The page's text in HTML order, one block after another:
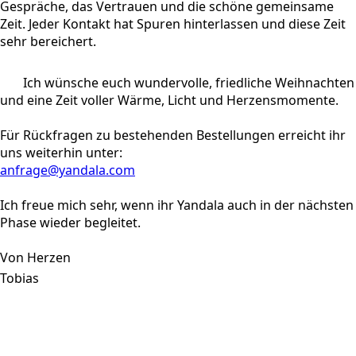
Gespräche, das Vertrauen und die schöne gemeinsame
Zeit. Jeder Kontakt hat Spuren hinterlassen und diese Zeit
sehr bereichert.
Ich wünsche euch wundervolle, friedliche Weihnachten
und eine Zeit voller Wärme, Licht und Herzensmomente.
Für Rückfragen zu bestehenden Bestellungen erreicht ihr
uns weiterhin unter:
anfrage@yandala.com
Ich freue mich sehr, wenn ihr Yandala auch in der nächsten
Phase wieder begleitet.
Von Herzen
Tobias